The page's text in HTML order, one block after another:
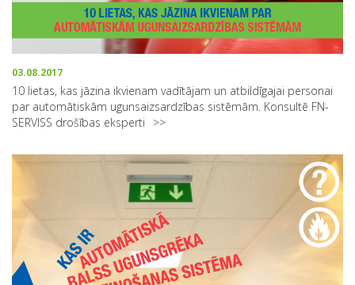
03.08.2017
10 lietas, kas jāzina ikvienam vadītājam un atbildīgajai personai
par automātiskām ugunsaizsardzības sistēmām. Konsultē FN-
SERVISS drošības eksperti